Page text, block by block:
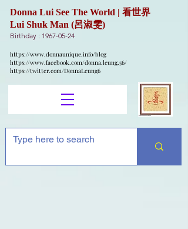
Donna Lui See The World | 看世界
Lui Shuk Man (呂淑雯)
Birthday : 1967-05-24
https://www.donnaunique.info/blog
https://www.facebook.com/donna.leung.56/
https://twitter.com/DonnaLeung6